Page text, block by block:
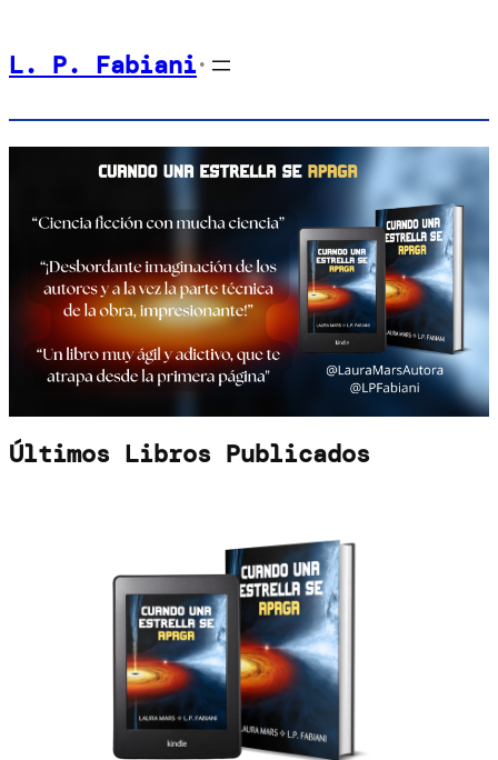
al
L. P. Fabiani•
Últimos Libros Publicados